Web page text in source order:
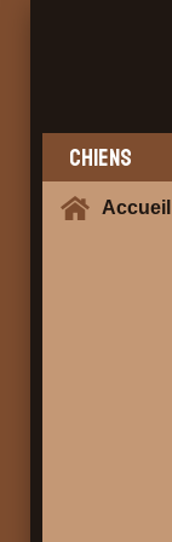
CHIENS
Accueil